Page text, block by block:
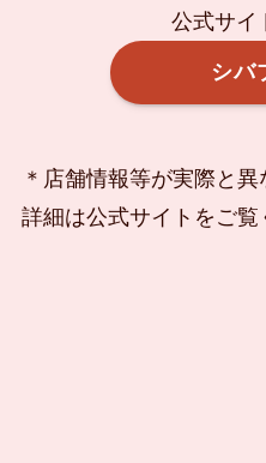
公式サイ
シバ
＊店舗情報等が実際と異
詳細は公式サイトをご覧